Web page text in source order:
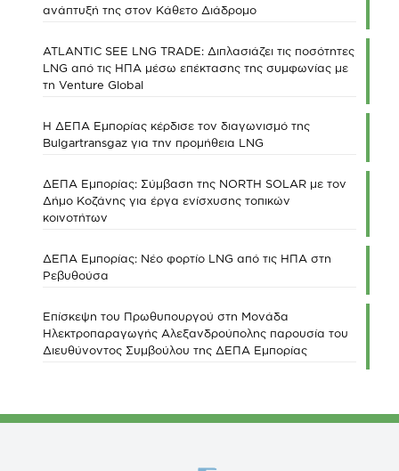
ανάπτυξή της στον Κάθετο Διάδρομο
ATLANTIC SEE LNG TRADE: Διπλασιάζει τις ποσότητες
LNG από τις ΗΠΑ μέσω επέκτασης της συμφωνίας με
τη Venture Global
Η ΔΕΠΑ Εμπορίας κέρδισε τον διαγωνισμό της
Bulgartransgaz για την προμήθεια LNG
ΔΕΠΑ Εμπορίας: Σύμβαση της NORTH SOLAR με τον
Δήμο Κοζάνης για έργα ενίσχυσης τοπικών
κοινοτήτων
ΔΕΠΑ Εμπορίας: Νέο φορτίο LNG από τις ΗΠΑ στη
Ρεβυθούσα
Επίσκεψη του Πρωθυπουργού στη Μονάδα
Ηλεκτροπαραγωγής Αλεξανδρούπολης παρουσία του
Διευθύνοντος Συμβούλου της ΔΕΠΑ Εμπορίας